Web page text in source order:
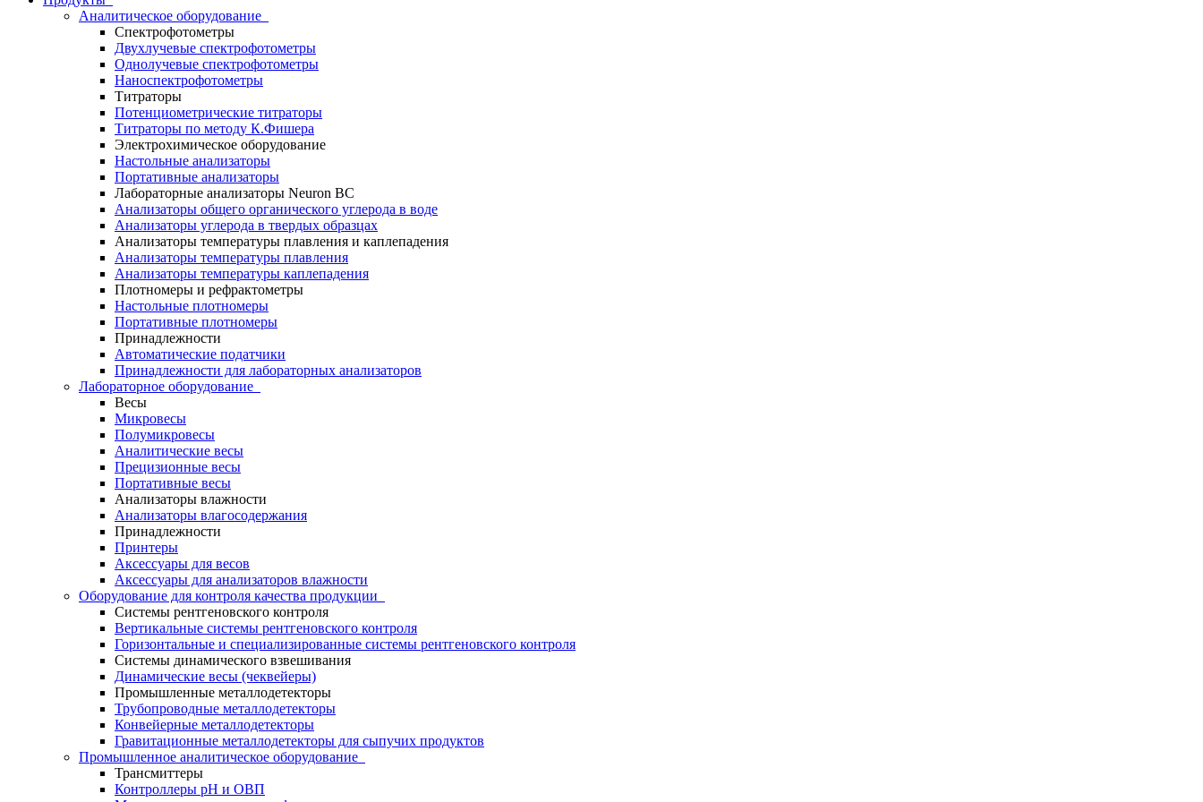
Аналитическое оборудование
Спектрофотометры
Двухлучевые спектрофотометры
Однолучевые спектрофотометры
Наноспектрофотометры
Титраторы
Потенциометрические титраторы
Титраторы по методу К.Фишера
Электрохимическое оборудование
Настольные анализаторы
Портативные анализаторы
Лабораторные анализаторы Neuron BC
Анализаторы общего органического углерода в воде
Анализаторы углерода в твердых образцах
Анализаторы температуры плавления и каплепадения
Анализаторы температуры плавления
Анализаторы температуры каплепадения
Плотномеры и рефрактометры
Настольные плотномеры
Портативные плотномеры
Принадлежности
Автоматические податчики
Принадлежности для лабораторных анализаторов
Лабораторное оборудование
Весы
Микровесы
Полумикровесы
Аналитические весы
Прецизионные весы
Портативные весы
Анализаторы влажности
Анализаторы влагосодержания
Принадлежности
Принтеры
Аксессуары для весов
Аксессуары для анализаторов влажности
Оборудование для контроля качества продукции
Системы рентгеновского контроля
Вертикальные системы рентгеновского контроля
Горизонтальные и специализированные системы рентгеновского контроля
Системы динамического взвешивания
Динамические весы (чеквейеры)
Промышленные металлодетекторы
Трубопроводные металлодетекторы
Конвейерные металлодетекторы
Гравитационные металлодетекторы для сыпучих продуктов
Промышленное аналитическое оборудование
Трансмиттеры
Контроллеры рН и ОВП